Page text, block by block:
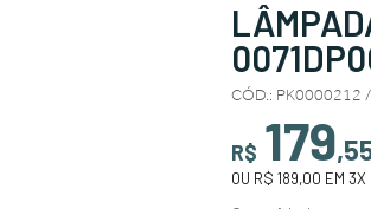
CÓD.: PK0000212
R$ 179,
OU R$ 189,00 EM 3X